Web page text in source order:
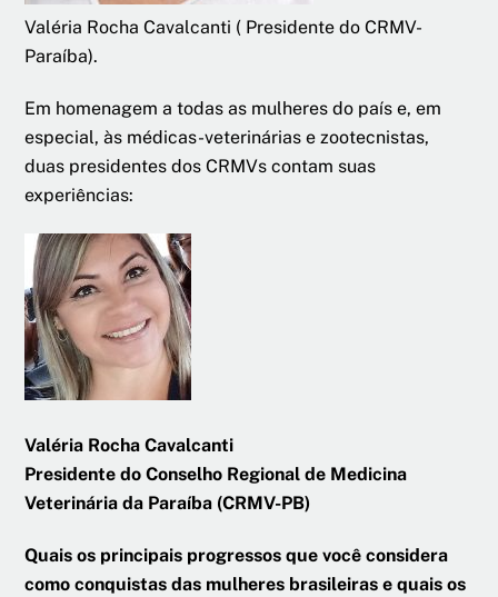
Valéria Rocha Cavalcanti ( Presidente do CRMV-
Paraíba).
Em homenagem a todas as mulheres do país e, em
especial, às médicas-veterinárias e zootecnistas,
duas presidentes dos CRMVs contam suas
experiências:
Valéria Rocha Cavalcanti
Presidente do Conselho Regional de Medicina
Veterinária da Paraíba (CRMV-PB)
Quais os principais progressos que você considera
como conquistas das mulheres brasileiras e quais os